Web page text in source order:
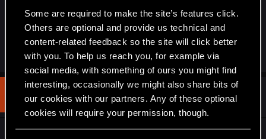
Some are required to make the site’s features click.
Others are optional and provide us technical and
content-related feedback so the site will click better
with you. To help us reach you, for example via
social media, with something of ours you might find
interesting, occasionally we might also share bits of
our cookies with our partners. Any of these optional
cookies will require your permission, though.
wersja na PC, czy na Androida ?
e
a
c
t
i
n
s
Sinkey87
Barti30 Forum regular
Jun 20, 2025